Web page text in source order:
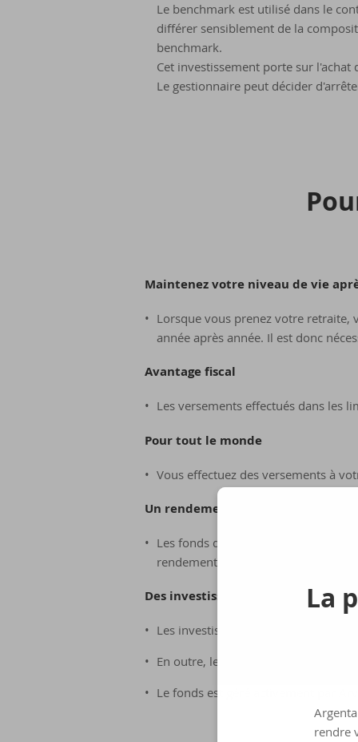
La
rendre
Le benchmark est utilisé dans le
différer sensiblement de la
benchmark.
Cet investissement porte sur
Le gestionnaire peut décider
Maintenez votre niveau de vie
Lorsque vous prenez votre retraite,
année après année. Il est donc
Avantage fiscal
Les versements effectués dans les
Pour tout le monde
Vous effectuez des versements à
Un rendement potentiellement
Les fonds d’épargne-pension ont
rendement potentiellement plus
Des investissements diversifiés
Les investissements sont
En outre, les investissements sont
Le fonds est géré activement par